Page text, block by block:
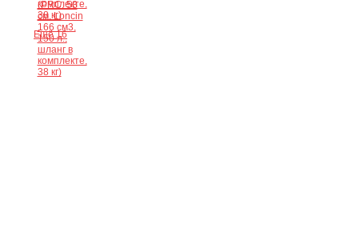
Ещё 16